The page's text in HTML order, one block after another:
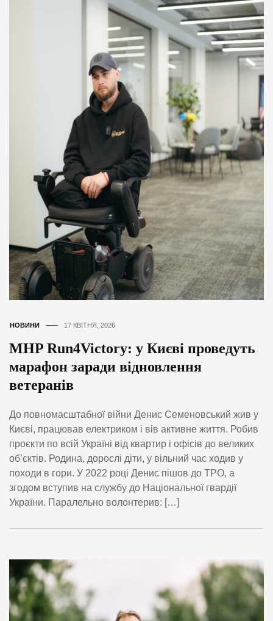
НОВИНИ 17 КВІТНЯ, 2026
MHP Run4Victory: у Києві проведуть
марафон заради відновлення
ветеранів
До повномасштабної війни Денис Семеновський жив у
Києві, працював електриком і вів активне життя. Робив
проєкти по всій Україні від квартир і офісів до великих
об’єктів. Родина, дорослі діти, у вільний час ходив у
походи в гори. У 2022 році Денис пішов до ТРО, а
згодом вступив на службу до Національної гвардії
України. Паралельно волонтерив: […]